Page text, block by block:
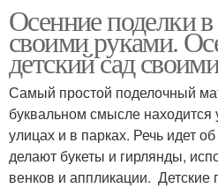
Осенние поделки в
своими руками.
детский сад
Самый простой поделочный
буквальном смысле находится
улицах и в парках. Речь идет
делают букеты и гирлянды,
венков и аппликации. Детские